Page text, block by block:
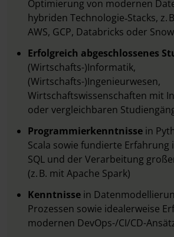
Optimierung von modernen
hybriden Technologie‑Stacks, z.
AWS, GCP, Databricks oder
Erfolgreich abgeschlossenes
(Wirtschafts-)Informatik,
(Wirtschafts-)Ingenieurwesen,
Wirtschaftswissenschaften mit
oder vergleichbaren
Programmierkenntnisse in
Scala sowie fundierte Erfahrung
SQL und der Verarbeitung
(z. B. mit Apache Spark)
Kenntnisse in
Prozessen sowie idealerweise
modernen DevOps-/CI/CD-